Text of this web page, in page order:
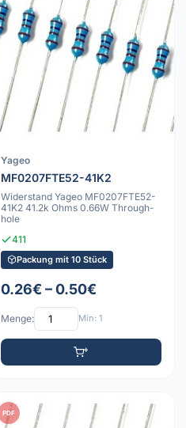
Yageo
MF0207FTE52-41K2
Widerstand Yageo MF0207FTE52-
41K2 41.2k Ohms 0.66W Through-
hole
411
Packung mit 10 Stück
0.26€ – 0.50€
Menge: Min: 1
PDF